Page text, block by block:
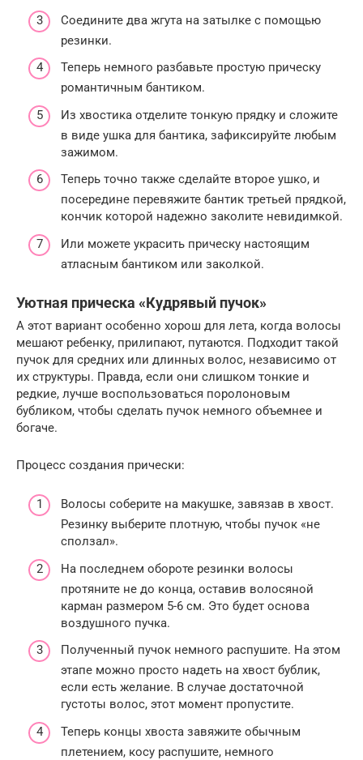
Соедините два жгута на затылке с помощью
резинки.
Теперь немного разбавьте простую прическу
романтичным бантиком.
Из хвостика отделите тонкую прядку и сложите
в виде ушка для бантика, зафиксируйте любым
зажимом.
Теперь точно также сделайте второе ушко, и
посередине перевяжите бантик третьей прядкой,
кончик которой надежно заколите невидимкой.
Или можете украсить прическу настоящим
атласным бантиком или заколкой.
Уютная прическа «Кудрявый пучок»
А этот вариант особенно хорош для лета, когда волосы
мешают ребенку, прилипают, путаются. Подходит такой
пучок для средних или длинных волос, независимо от
их структуры. Правда, если они слишком тонкие и
редкие, лучше воспользоваться поролоновым
бубликом, чтобы сделать пучок немного объемнее и
богаче.
Процесс создания прически:
Волосы соберите на макушке, завязав в хвост.
Резинку выберите плотную, чтобы пучок «не
сползал».
На последнем обороте резинки волосы
протяните не до конца, оставив волосяной
карман размером 5-6 см. Это будет основа
воздушного пучка.
Полученный пучок немного распушите. На этом
этапе можно просто надеть на хвост бублик,
если есть желание. В случае достаточной
густоты волос, этот момент пропустите.
Теперь концы хвоста завяжите обычным
плетением, косу распушите, немного